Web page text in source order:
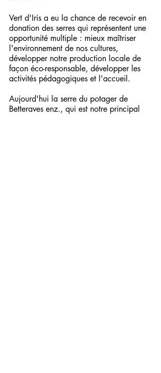
Vert d'Iris a eu la chance de recevoir en
donation des serres qui représentent une
opportunité multiple : mieux maîtriser
l'environnement de nos cultures,
développer notre production locale de
façon éco-responsable, développer les
activités pédagogiques et l'accueil.
Aujourd'hui la serre du potager de
Betteraves enz., qui est notre principal